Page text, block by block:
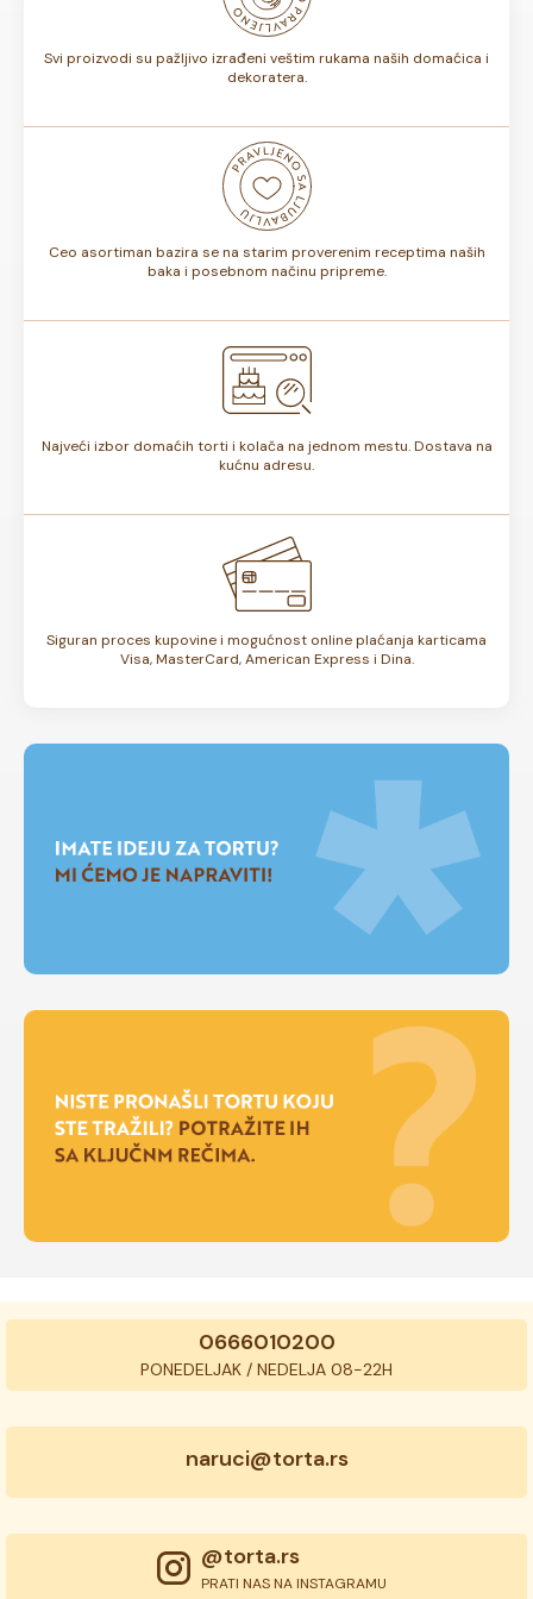
Svi proizvodi su pažljivo izrađeni veštim rukama naših domaćica i
dekoratera.
Ceo asortiman bazira se na starim proverenim receptima naših
baka i posebnom načinu pripreme.
Najveći izbor domaćih torti i kolača na jednom mestu. Dostava na
kućnu adresu.
Siguran proces kupovine i mogućnost online plaćanja karticama
Visa, MasterCard, American Express i Dina.
0666010200
PONEDELJAK / NEDELJA 08-22H
naruci@torta.rs
@torta.rs
PRATI NAS NA INSTAGRAMU